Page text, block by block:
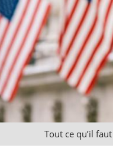
Tout ce qu’il